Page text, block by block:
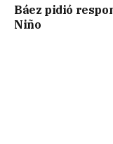
Báez pidió
Niño